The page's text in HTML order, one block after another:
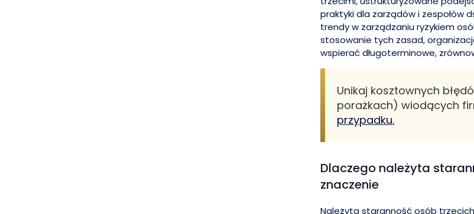
praktyki dla zarządów i zespołów
trendy w zarządzaniu ryzykiem
stosowanie tych zasad,
wspierać długoterminowe,
Unikaj kosztownych
porażkach) wiodących
przypadku.
Dlaczego należyta
znaczenie
Należyta staranność osób